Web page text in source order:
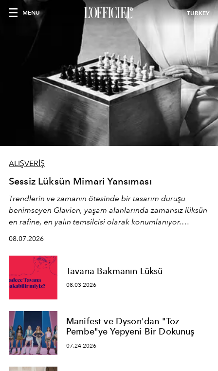
MENU TURKEY
ALIŞVERİŞ
Sessiz Lüksün Mimari Yansıması
Trendlerin ve zamanın ötesinde bir tasarım duruşu
benimseyen Glavien, yaşam alanlarında zamansız lüksün
en rafine, en yalın temsilcisi olarak konumlanıyor.
en yeni seçkisiyle bu imza felsefesini mekanlara taşıyor.
08.07.2026
Tavana Bakmanın Lüksü
08.03.2026
Manifest ve Dyson'dan "Toz
Pembe"ye Yepyeni Bir Dokunuş
07.24.2026